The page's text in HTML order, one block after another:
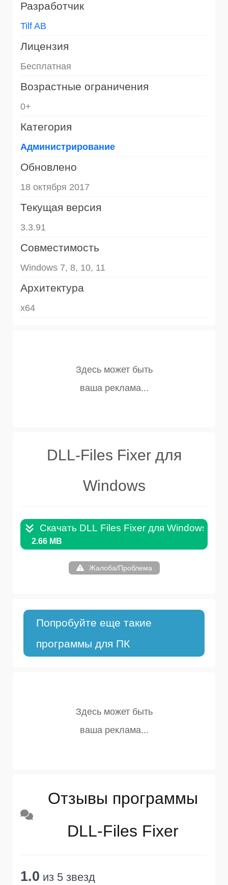
Разработчик
Tilf AB
Лицензия
Бесплатная
Возрастные ограничения
0+
Категория
Администрирование
Обновлено
18 октября 2017
Текущая версия
3.3.91
Совместимость
Windows 7, 8, 10, 11
Архитектура
x64
DLL-Files Fixer для
Windows
Скачать DLL Files Fixer для Windows
2.66 MB
Жалоба/Проблема
Попробуйте еще такие
программы для ПК
Отзывы программы
DLL-Files Fixer
1.0 из 5 звезд